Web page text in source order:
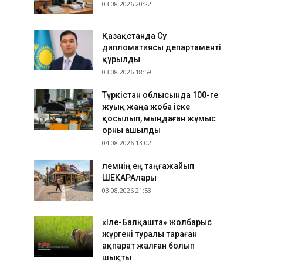
06.08.2026 16:36
жарияланады
06.08.2026 16:23
Қуандық Бишімбаевтың анасы бұрынғы келінін
сотқа беріп, 25 миллион талап етті
06.08.2026 16:10
Алматыда «балаларды пышақтаймын» деп қорқытқан
ер адам ұсталды
03.08.2026 20:22
Қазақстанда Су
дипломатиясы департаменті
құрылды
03.08.2026 18:59
Түркістан облысында 100-ге
жуық жаңа жоба іске
қосылып, мыңдаған жұмыс
орны ашылды
04.08.2026 13:02
​Әлемнің ең таңғажайып
ШЕКАРАлары
03.08.2026 21:53
«Іле-Балқашта» жолбарыс
жүргені туралы тараған
ақпарат жалған болып
шықты